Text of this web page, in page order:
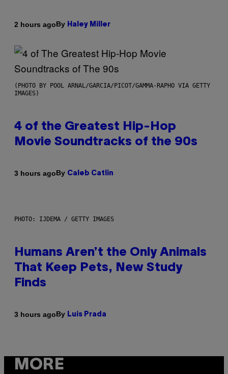
2 hours agoBy Haley Miller
(PHOTO BY POOL ARNAL/GARCIA/PICOT/GAMMA-RAPHO VIA GETTY
IMAGES)
4 of the Greatest Hip-Hop
Movie Soundtracks of the 90s
3 hours agoBy Caleb Catlin
PHOTO: IJDEMA / GETTY IMAGES
Humans Aren’t the Only Animals
That Keep Pets, New Study
Finds
3 hours agoBy Luis Prada
MORE